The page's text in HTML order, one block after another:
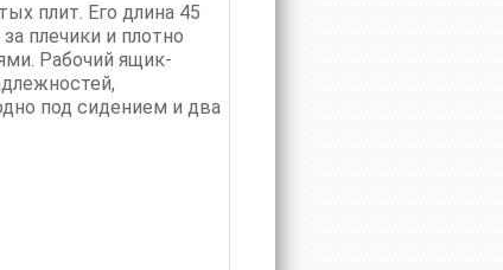
плит. Его длина 45
плечики и плотно
Рабочий ящик-
под сидением и два